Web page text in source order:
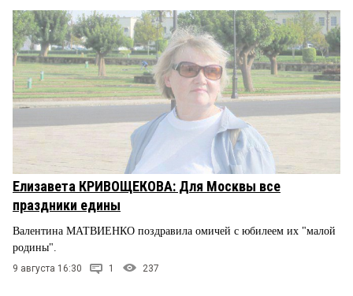
Елизавета КРИВОЩЕКОВА: Для Москвы все
праздники едины
Валентина МАТВИЕНКО поздравила омичей с юбилеем их "малой
родины".
9 августа 16:30 1 237